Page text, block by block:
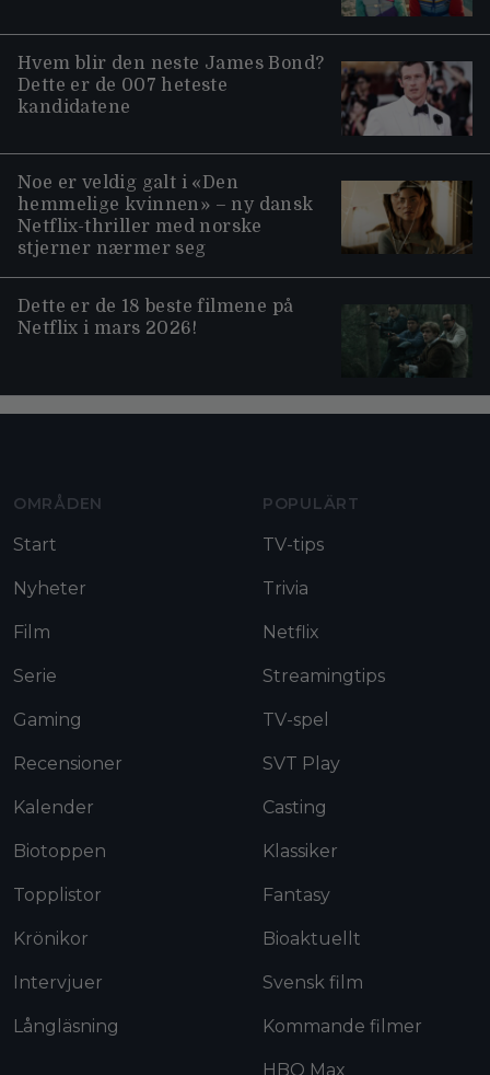
Hvem blir den neste James Bond?
Dette er de 007 heteste
kandidatene
Noe er veldig galt i «Den
hemmelige kvinnen» – ny dansk
Netflix-thriller med norske
stjerner nærmer seg
Dette er de 18 beste filmene på
Netflix i mars 2026!
OMRÅDEN
Start
Nyheter
Film
Serie
Gaming
Recensioner
Kalender
Biotoppen
Topplistor
Krönikor
Intervjuer
Långläsning
POPULÄRT
TV-tips
Trivia
Netflix
Streamingtips
TV-spel
SVT Play
Casting
Klassiker
Fantasy
Bioaktuellt
Svensk film
Kommande filmer
HBO Max